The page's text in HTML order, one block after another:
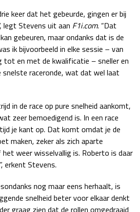
27 - 29 nov
za 19:00 - 20:00
zo 17:00 - 19:00
za 15:00 - 16:00
zo 14:00 - 16:00
keer dat het gebeurde, gingen er bij
legt Stevens uit aan F1i.com. “Dat
gebeuren, maar ondanks dat is de
ik bijvoorbeeld in elke sessie – van
tot en met de kwalificatie – sneller en
snelste raceronde, wat dat wel laat
in de race op pure snelheid aankomt,
zeer bemoedigend is. In een race
je kant op. Dat komt omdat je de
maken, zeker als zich aparte
weer wisselvallig is. Roberto is daar
erkent Stevens.
nog maar eens herhaalt, is
snelheid beter voor elkaar denkt